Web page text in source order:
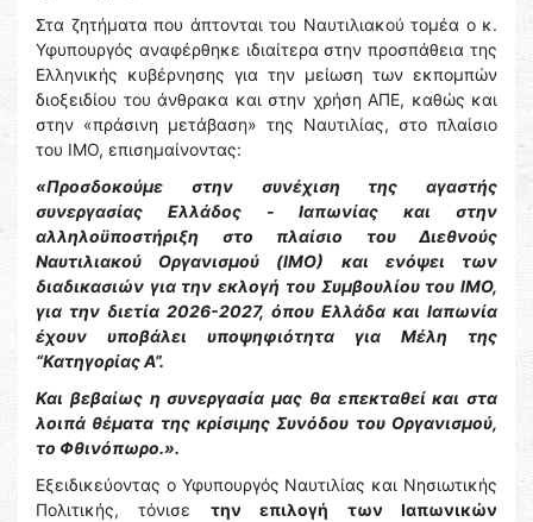
Στα ζητήματα που άπτονται του Ναυτιλιακού τομέα ο κ.
Υφυπουργός αναφέρθηκε ιδιαίτερα στην προσπάθεια της
Ελληνικής κυβέρνησης για την μείωση των εκπομπών
διοξειδίου του άνθρακα και στην χρήση ΑΠΕ, καθώς και
στην «πράσινη μετάβαση» της Ναυτιλίας, στο πλαίσιο
του ΙΜΟ, επισημαίνοντας:
«Προσδοκούμε στην συνέχιση της αγαστής
συνεργασίας Ελλάδος - Ιαπωνίας και στην
αλληλοϋποστήριξη στο πλαίσιο του Διεθνούς
Ναυτιλιακού Οργανισμού (ΙΜΟ) και ενόψει των
διαδικασιών για την εκλογή του Συμβουλίου του ΙΜΟ,
για την διετία 2026-2027, όπου Ελλάδα και Ιαπωνία
έχουν υποβάλει υποψηφιότητα για Μέλη της
“Κατηγορίας Α”.
Και βεβαίως η συνεργασία μας θα επεκταθεί και στα
λοιπά θέματα της κρίσιμης Συνόδου του Οργανισμού,
το Φθινόπωρο.».
Εξειδικεύοντας ο Υφυπουργός Ναυτιλίας και Νησιωτικής
Πολιτικής, τόνισε την επιλογή των Ιαπωνικών